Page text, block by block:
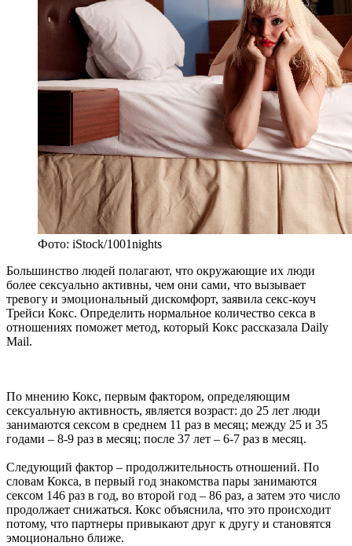
Фото: iStock/1001nights
Большинство людей полагают, что окружающие их люди
более сексуально активны, чем они сами, что вызывает
тревогу и эмоциональный дискомфорт, заявила секс-коуч
Трейси Кокс. Определить нормальное количество секса в
отношениях поможет метод, который Кокс рассказала Daily
Mail.
По мнению Кокс, первым фактором, определяющим
сексуальную активность, является возраст: до 25 лет люди
занимаются сексом в среднем 11 раз в месяц; между 25 и 35
годами – 8-9 раз в месяц; после 37 лет – 6-7 раз в месяц.
Следующий фактор – продолжительность отношений. По
словам Кокса, в первый год знакомства пары занимаются
сексом 146 раз в год, во второй год – 86 раз, а затем это число
продолжает снижаться. Кокс объяснила, что это происходит
потому, что партнеры привыкают друг к другу и становятся
эмоционально ближе.